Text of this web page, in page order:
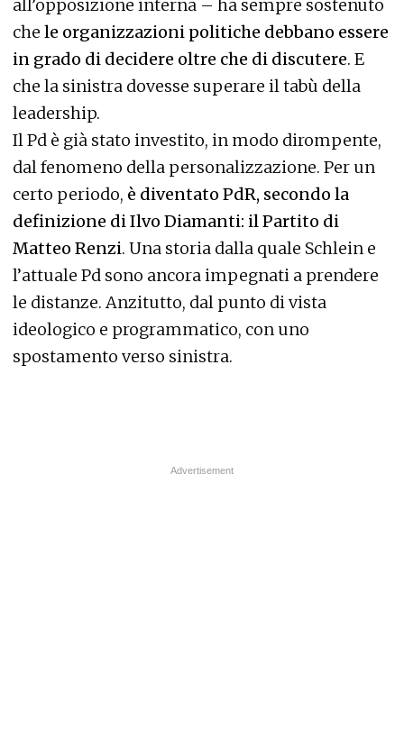
all’opposizione interna – ha sempre sostenuto
che le organizzazioni politiche debbano essere
in grado di decidere oltre che di discutere. E
che la sinistra dovesse superare il tabù della
leadership.
Il Pd è già stato investito, in modo dirompente,
dal fenomeno della personalizzazione. Per un
certo periodo, è diventato PdR, secondo la
definizione di Ilvo Diamanti: il Partito di
Matteo Renzi. Una storia dalla quale Schlein e
l’attuale Pd sono ancora impegnati a prendere
le distanze. Anzitutto, dal punto di vista
ideologico e programmatico, con uno
spostamento verso sinistra.